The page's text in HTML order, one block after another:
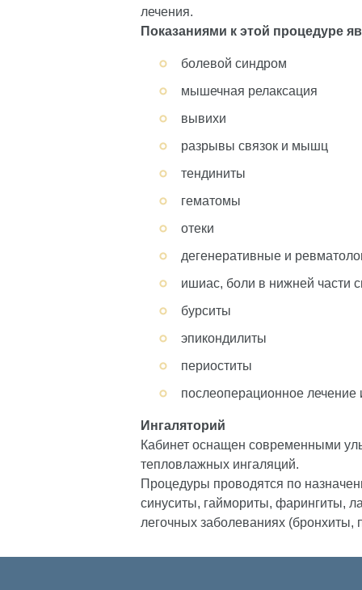
лечения.
Показаниями к этой процедуре
болевой синдром
мышечная релаксация
вывихи
разрывы связок и мышц
тендиниты
гематомы
отеки
дегенеративные и
ишиас, боли в нижней части
бурситы
эпикондилиты
периоститы
послеоперационное лечение
Ингаляторий
Кабинет оснащен современными
тепловлажных ингаляций.
Процедуры проводятся по
синуситы, гаймориты, фарингиты,
легочных заболеваниях (бронхиты,